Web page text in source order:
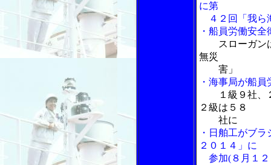
に第
４２回「我ら
・船員労働安
スローガ
無災
害」
・海事局が船
１級９社
２級は５８
社に
・日舶工がブ
２０１４」に
参加(８月１２